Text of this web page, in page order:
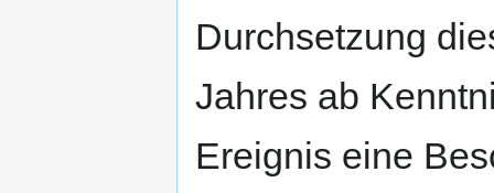
Durchsetzung
Jahres ab
Ereignis eine